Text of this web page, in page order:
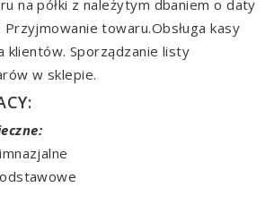
na półki z należytym dbaniem o daty
towaru.Obsługa kasy
klientów. Sporządzanie listy
w sklepie.